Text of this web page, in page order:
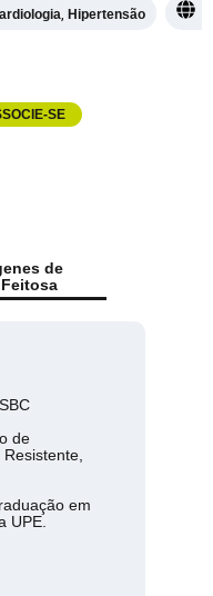
, Hipertensão
SE
de
de
em
UPE.